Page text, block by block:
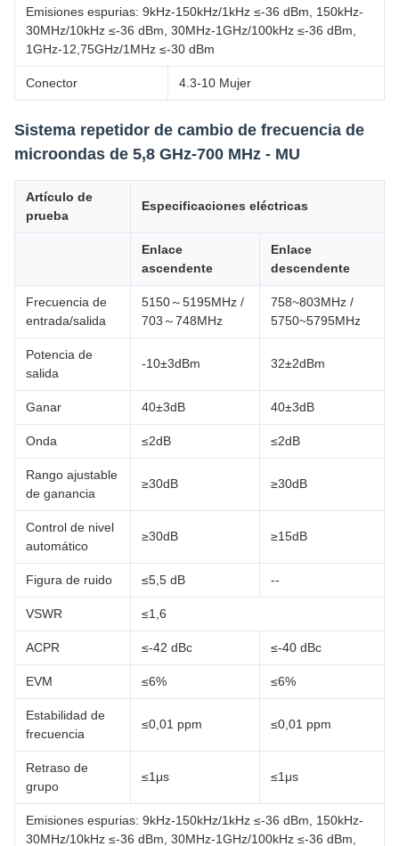
Emisiones espurias: 9kHz-150kHz/1kHz ≤-36 dBm, 150kHz-
30MHz/10kHz ≤-36 dBm, 30MHz-1GHz/100kHz ≤-36 dBm,
1GHz-12,75GHz/1MHz ≤-30 dBm
Conector 4.3-10 Mujer
Sistema repetidor de cambio de frecuencia de
microondas de 5,8 GHz-700 MHz - MU
Artículo de
prueba
Especificaciones eléctricas
Enlace
ascendente
Enlace
descendente
Frecuencia de
entrada/salida
5150～5195MHz /
703～748MHz
758~803MHz /
5750~5795MHz
Potencia de
salida
-10±3dBm 32±2dBm
Ganar 40±3dB 40±3dB
Onda ≤2dB ≤2dB
Rango ajustable
de ganancia
≥30dB ≥30dB
Control de nivel
automático
≥30dB ≥15dB
Figura de ruido ≤5,5 dB --
VSWR ≤1,6
ACPR ≤-42 dBc ≤-40 dBc
EVM ≤6% ≤6%
Estabilidad de
frecuencia
≤0,01 ppm ≤0,01 ppm
Retraso de
grupo
≤1μs ≤1μs
Emisiones espurias: 9kHz-150kHz/1kHz ≤-36 dBm, 150kHz-
30MHz/10kHz ≤-36 dBm, 30MHz-1GHz/100kHz ≤-36 dBm,